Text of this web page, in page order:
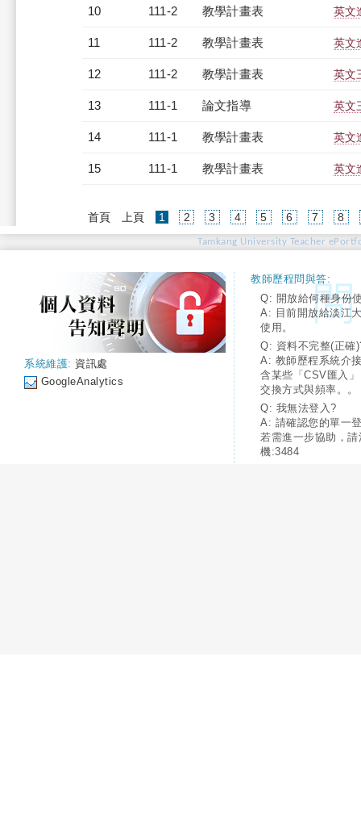
10 111-2 教學計畫表 英文
11 111-2 教學計畫表 英文
12 111-2 教學計畫表 英文
13 111-1 論文指導 英文
14 111-1 教學計畫表 英文
15 111-1 教學計畫表 英文
首頁 上頁 1 (current)
2 3 4 5 6 7 8
Tamkang University Teacher
系統維護: 資訊處
GoogleAnalytics
教師歷程問與答:
Q: 開放給何種身份
A: 目前開放給淡江
使用。
Q: 資料不完整(正確
A: 教師歷程系統介
含某些「CSV匯入
交換方式與頻率。。
Q: 我無法登入?
A: 請確認您的單一
若需進一步協助，
機:3484